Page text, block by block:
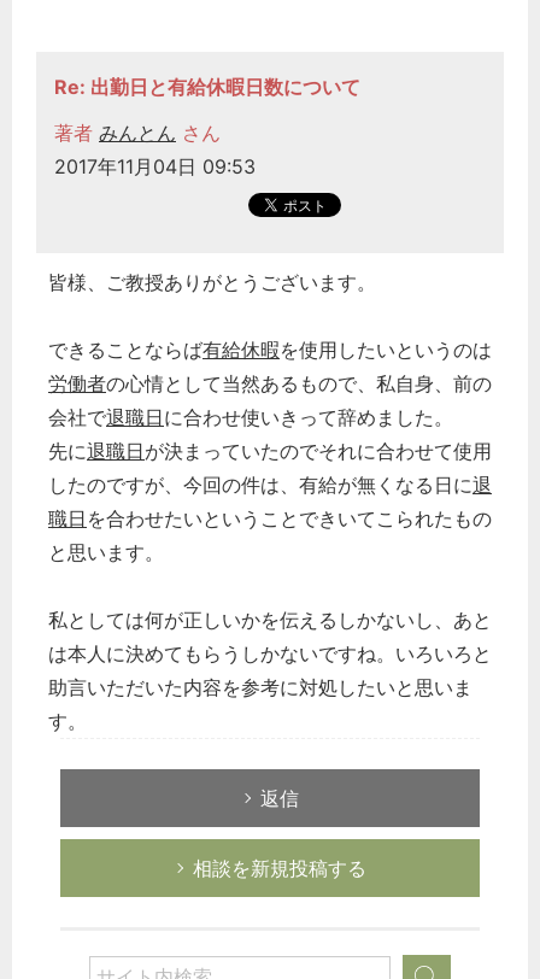
Re: 出勤日と有給休暇日数について
著者 みんとん さん
2017年11月04日 09:53
皆様、ご教授ありがとうございます。
できることならば有給休暇を使用したいというのは
労働者の心情として当然あるもので、私自身、前の
会社で退職日に合わせ使いきって辞めました。
先に退職日が決まっていたのでそれに合わせて使用
したのですが、今回の件は、有給が無くなる日に退
職日 を合わせたいということできいてこられたもの
と思います。
私としては何が正しいかを伝えるしかないし、あと
は本人に決めてもらうしかないですね。いろいろと
助言いただいた内容を参考に対処したいと思いま
す。
返信
相談を新規投稿する